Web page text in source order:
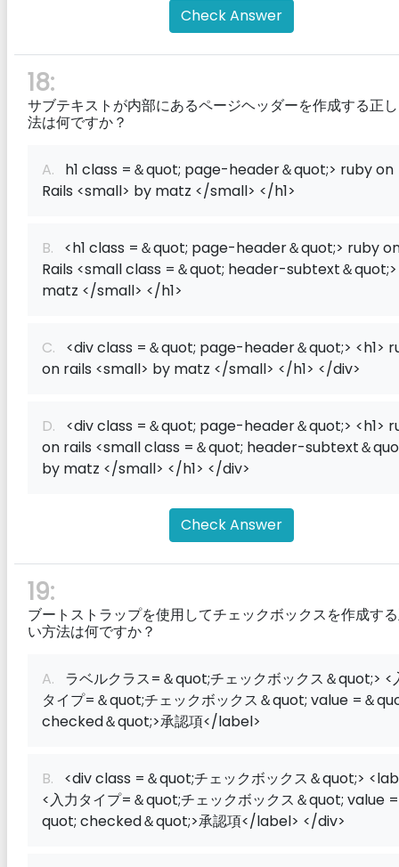
Check Answer
18:
サブテキストが内部にあるページヘッダーを作成する正
法は何ですか？
A. h1 class =＆quot; page-header＆quot;> ruby​​ on
Rails <small> by matz </small> </h1>
B. <h1 class =＆quot; page-header＆quot;> ruby​​
Rails <small class =＆quot; header-subtext＆
matz </small> </h1>
C. <div class =＆quot; page-header＆quot;> <h1>
on rails <small> by matz </small> </h1> </div>
D. <div class =＆quot; page-header＆quot;> <h1>
on rails <small class =＆quot; header-subtext＆
by matz </small> </h1> </div>
Check Answer
19:
ブートストラップを使用してチェックボックスを作成す
い方法は何ですか？
A. ラベルクラス=＆quot;チェックボックス＆quot;> <
タイプ=＆quot;チェックボックス＆quot; value =＆
checked＆quot;>承認項</label>
B. <div class =＆quot;チェックボックス＆quot;>
<入力タイプ=＆quot;チェックボックス＆quot; value
quot; checked＆quot;>承認項</label> </div>